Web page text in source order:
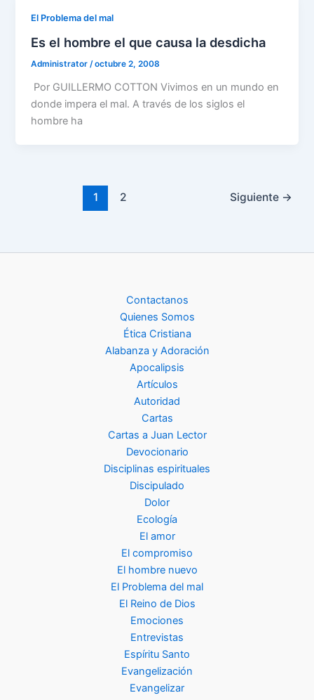
El Problema del mal
Es el hombre el que causa la desdicha
Administrator/octubre 2, 2008
Por GUILLERMO COTTON Vivimos en un mundo en
donde impera el mal. A través de los siglos el
hombre ha
1 2 Siguiente →
Contactanos
Quienes Somos
Ética Cristiana
Alabanza y Adoración
Apocalipsis
Artículos
Autoridad
Cartas
Cartas a Juan Lector
Devocionario
Disciplinas espirituales
Discipulado
Dolor
Ecología
El amor
El compromiso
El hombre nuevo
El Problema del mal
El Reino de Dios
Emociones
Entrevistas
Espíritu Santo
Evangelización
Evangelizar